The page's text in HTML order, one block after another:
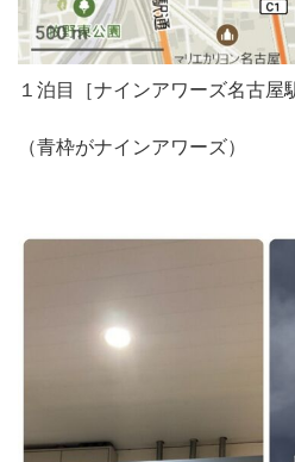
１泊目［ナインアワーズ名古屋
（青枠がナインアワーズ）